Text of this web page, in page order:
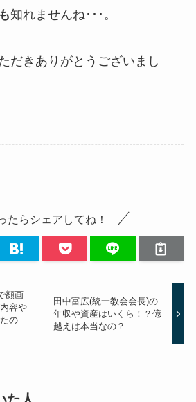
知れませんね･･･。
だきありがとうございまし
たらシェアしてね！
顔画
容や
の
田中富広(統一教会会長)の
年収や資産はいくら！？億
越えは本当なの？